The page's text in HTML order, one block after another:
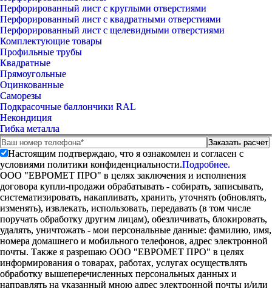
Перфорированный лист с круглыми отверстиями
Перфорированный лист с квадратными отверстиями
Перфорированный лист с щелевидными отверстиями
Комплектующие товары
Профильные трубы
Квадратные
Прямоугольные
Оцинкованные
Саморезы
Подкрасочные баллончики RAL
Некондиция
Гибка металла
Настоящим подтверждаю, что я ознакомлен и согласен с
условиями политики конфиденциальности.Подробнее.
ООО "ЕВРОМЕТ ПРО" в целях заключения и исполнения
договора купли-продажи обрабатывать - собирать, записывать,
систематизировать, накапливать, хранить, уточнять (обновлять,
изменять), извлекать, использовать, передавать (в том числе
поручать обработку другим лицам), обезличивать, блокировать,
удалять, уничтожать - мои персональные данные: фамилию, имя,
номера домашнего и мобильного телефонов, адрес электронной
почты. Также я разрешаю ООО "ЕВРОМЕТ ПРО" в целях
информирования о товарах, работах, услугах осуществлять
обработку вышеперечисленных персональных данных и
направлять на указанный мною адрес электронной почты и/или